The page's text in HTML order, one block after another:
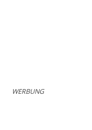
WERBUNG